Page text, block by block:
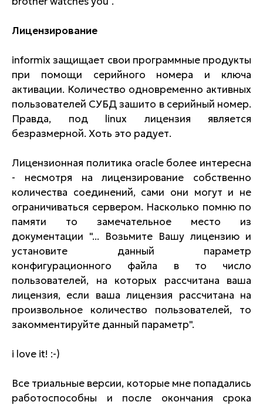
Лицензирование
informix защищает свои программные продукты
при помощи серийного номера и ключа
активации. Количество одновременно активных
пользователей СУБД зашито в серийный номер.
Правда, под linux лицензия является
безразмерной. Хоть это радует.
Лицензионная политика oracle более интересна
- несмотря на лицензирование собственно
количества соединений, сами они могут и не
ограничиваться сервером. Насколько помню по
памяти то замечательное место из
документации "... Возьмите Вашу лицензию и
установите данный параметр
конфигурационного файла в то число
пользователей, на которых рассчитана ваша
лицензия, если ваша лицензия рассчитана на
произвольное количество пользователей, то
закомментируйте данный параметр".
i love it! :-)
Все триальные версии, которые мне попадались
работоспособны и после окончания срока